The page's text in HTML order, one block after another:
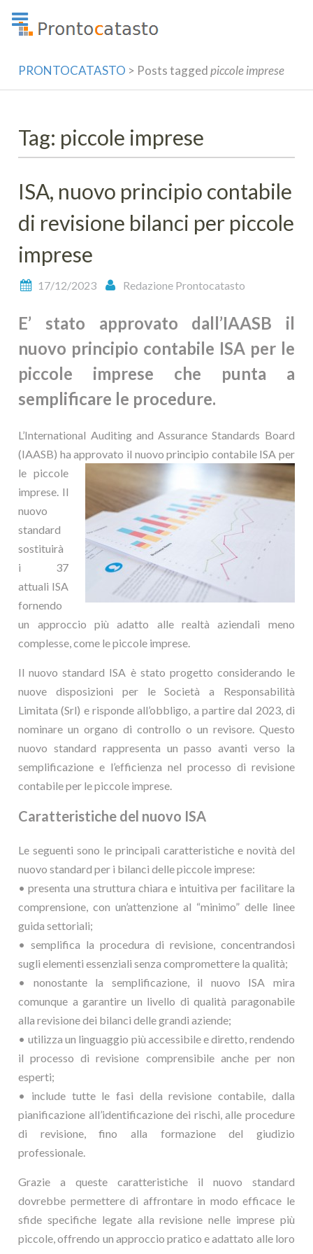
PRONTOCATASTO > Posts taggedpiccole imprese
Tag: piccole imprese
ISA, nuovo principio contabile
di revisione bilanci per piccole
imprese
17/12/2023 Redazione Prontocatasto
E’ stato approvato dall’IAASB il
nuovo principio contabile ISA per le
piccole imprese che punta a
semplificare le procedure.
L’International Auditing and Assurance Standards Board
(IAASB) ha approvato il nuovo principio contabile ISA per
le piccole
imprese. Il
nuovo
standard
sostituirà
i 37
attuali ISA
fornendo
un approccio più adatto alle realtà aziendali meno
complesse, come le piccole imprese.
Il nuovo standard ISA è stato progetto considerando le
nuove disposizioni per le Società a Responsabilità
Limitata (Srl) e risponde all’obbligo, a partire dal 2023, di
nominare un organo di controllo o un revisore. Questo
nuovo standard rappresenta un passo avanti verso la
semplificazione e l’efficienza nel processo di revisione
contabile per le piccole imprese.
Caratteristiche del nuovo ISA
Le seguenti sono le principali caratteristiche e novità del
nuovo standard per i bilanci delle piccole imprese:
• presenta una struttura chiara e intuitiva per facilitare la
comprensione, con un’attenzione al “minimo” delle linee
guida settoriali;
• semplifica la procedura di revisione, concentrandosi
sugli elementi essenziali senza compromettere la qualità;
• nonostante la semplificazione, il nuovo ISA mira
comunque a garantire un livello di qualità paragonabile
alla revisione dei bilanci delle grandi aziende;
• utilizza un linguaggio più accessibile e diretto, rendendo
il processo di revisione comprensibile anche per non
esperti;
• include tutte le fasi della revisione contabile, dalla
pianificazione all’identificazione dei rischi, alle procedure
di revisione, fino alla formazione del giudizio
professionale.
Grazie a queste caratteristiche il nuovo standard
dovrebbe permettere di affrontare in modo efficace le
sfide specifiche legate alla revisione nelle imprese più
piccole, offrendo un approccio pratico e adattato alle loro